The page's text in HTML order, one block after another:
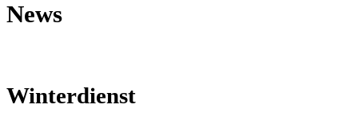
News
Winterdienst